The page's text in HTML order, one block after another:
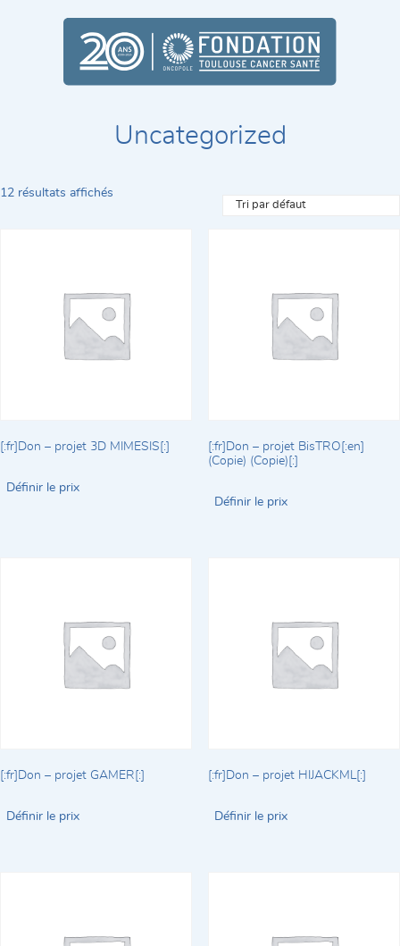
Uncategorized
12 résultats affichés
[:fr]Don – projet 3D MIMESIS[:]
Définir le prix
[:fr]Don – projet BisTRO[:en]
(Copie) (Copie)[:]
Définir le prix
[:fr]Don – projet GAMER[:]
Définir le prix
[:fr]Don – projet HIJACKML[:]
Définir le prix